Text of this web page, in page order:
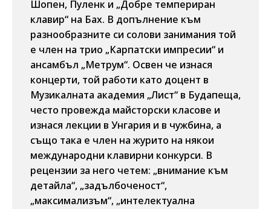
Шопен, Пуленк и „Добре темпериран
клавир“ на Бах. В допълнение към
разнообразните си солови занимания той
е член на трио „Карпатски импресии“ и
ансамбъл „Метрум“. Освен че изнася
концерти, той работи като доцент в
Музикалната академия „Лист“ в Будапеща,
често провежда майсторски класове и
изнася лекции в Унгария и в чужбина, а
също така е член на журито на някои
международни клавирни конкурси. В
рецензии за него четем: „внимание към
детайла“, „задълбоченост“,
„максимализъм“, „интелектуална